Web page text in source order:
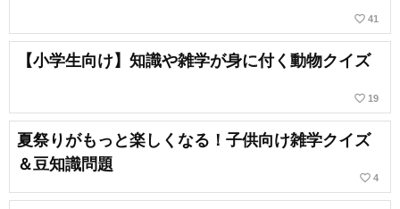
favorite_border 41
【小学生向け】知識や雑学が身に付く動物クイズ
favorite_border 19
夏祭りがもっと楽しくなる！子供向け雑学クイズ
＆豆知識問題
favorite_border 4